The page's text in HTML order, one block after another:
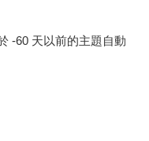
-60 天以前的主題自動